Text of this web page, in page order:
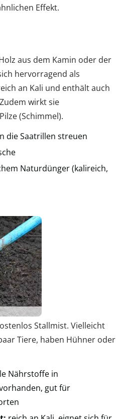
Effekt.
aus dem Kamin oder der
hervorragend als
an Kali und enthält auch
wirkt sie
(Schimmel).
die Saatrillen streuen
Naturdünger (kalireich,
Stallmist. Vielleicht
Tiere, haben Hühner oder
Nährstoffe in
gut für